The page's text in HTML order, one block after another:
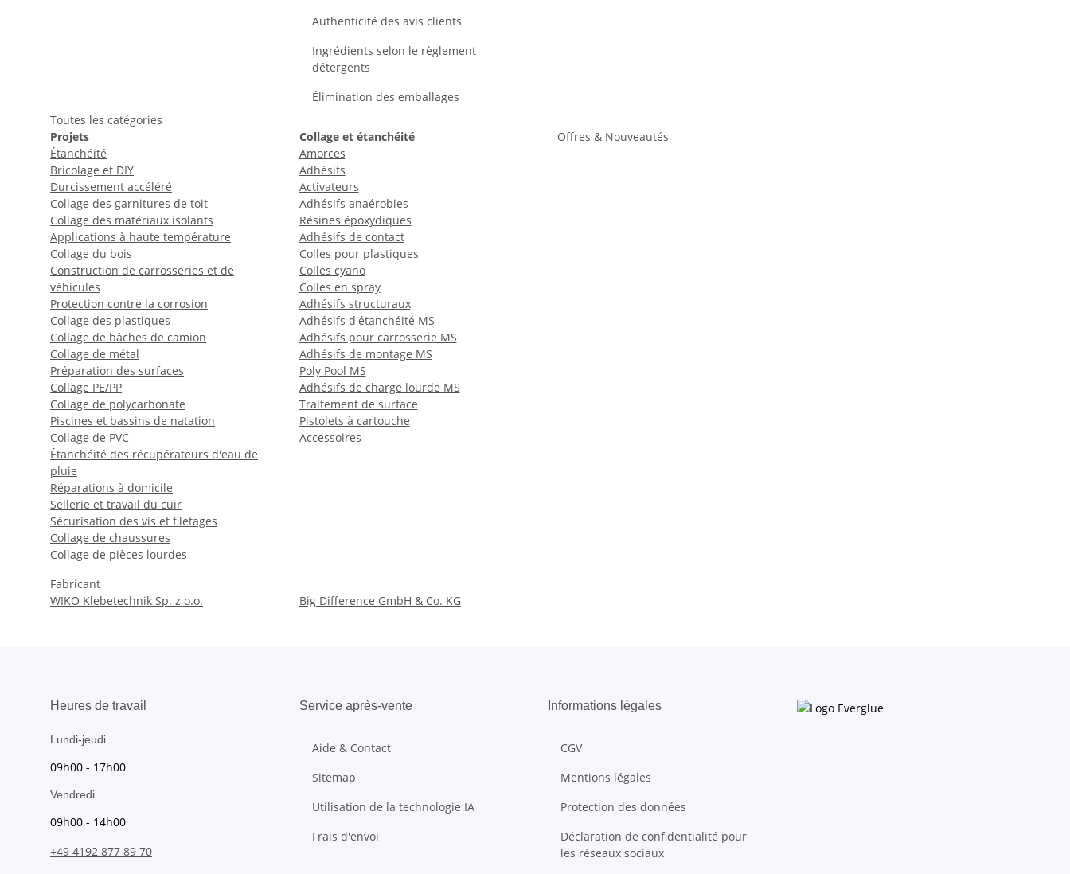
Authenticité des avis clients
Ingrédients selon le règlement
détergents
Élimination des emballages
Toutes les catégories
Projets
Étanchéité
Bricolage et DIY
Durcissement accéléré
Collage des garnitures de toit
Collage des matériaux isolants
Applications à haute température
Collage du bois
Construction de carrosseries et de
véhicules
Protection contre la corrosion
Collage des plastiques
Collage de bâches de camion
Collage de métal
Préparation des surfaces
Collage PE/PP
Collage de polycarbonate
Piscines et bassins de natation
Collage de PVC
Étanchéité des récupérateurs d'eau de
pluie
Réparations à domicile
Sellerie et travail du cuir
Sécurisation des vis et filetages
Collage de chaussures
Collage de pièces lourdes
Collage et étanchéité
Amorces
Adhésifs
Activateurs
Adhésifs anaérobies
Résines époxydiques
Adhésifs de contact
Colles pour plastiques
Colles cyano
Colles en spray
Adhésifs structuraux
Adhésifs d'étanchéité MS
Adhésifs pour carrosserie MS
Adhésifs de montage MS
Poly Pool MS
Adhésifs de charge lourde MS
Traitement de surface
Pistolets à cartouche
Accessoires
Offres & Nouveautés
Fabricant
WIKO Klebetechnik Sp. z o.o.
Big Difference GmbH & Co. KG
Heures de travail
Lundi-jeudi
09h00 - 17h00
Vendredi
09h00 - 14h00
+49 4192 877 89 70
Service après-vente
Aide & Contact
Sitemap
Utilisation de la technologie IA
Frais d'envoi
Informations légales
CGV
Mentions légales
Protection des données
Déclaration de confidentialité pour
les réseaux sociaux